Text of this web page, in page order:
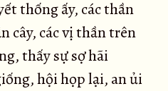
thống ấy, các thần
cây, các vị thần trên
thấy sự sợ hãi
hội họp lại, an ủi